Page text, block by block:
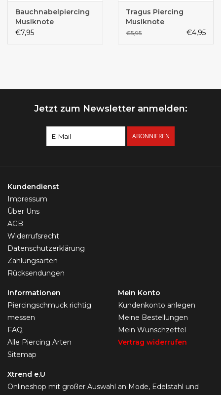
Bauchnabelpiercing
Musiknote
€7,95
Tragus Piercing
Musiknote
€5,95 €4,95
Jetzt zum Newsletter anmelden:
ABONNIEREN
Kundendienst
Impressum
Über Uns
AGB
Widerrufsrecht
Datenschutzerklärung
Zahlungsarten
Rücksendungen
Informationen
Piercingschmuck richtig
messen
FAQ
Alle Piercing Arten
Sitemap
Mein Konto
Kundenkonto anlegen
Meine Bestellungen
Mein Wunschzettel
Vertrag widerrufen
Xtrend e.U
Onlineshop mit großer Auswahl an Mode, Edelstahl und